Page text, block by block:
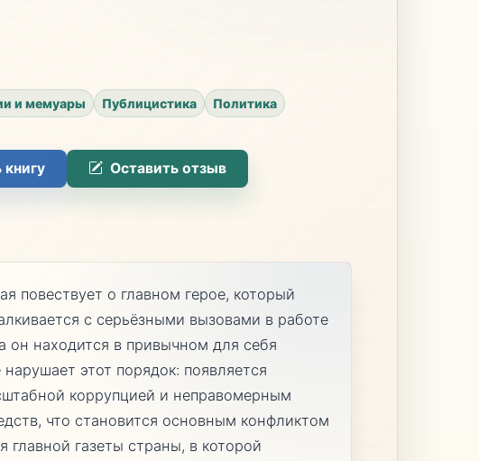
и мемуары Публицистика Политика
книгу Оставить отзыв
повествует о главном герое, который
с серьёзными вызовами в работе
он находится в привычном для себя
этот порядок: появляется
коррупцией и неправомерным
что становится основным конфликтом
газеты страны, в которой